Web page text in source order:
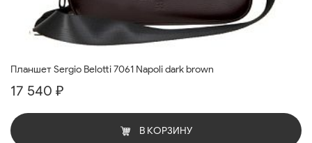
Планшет Sergio Belotti 7061 Napoli dark brown
17 540 ₽
В КОРЗИНУ